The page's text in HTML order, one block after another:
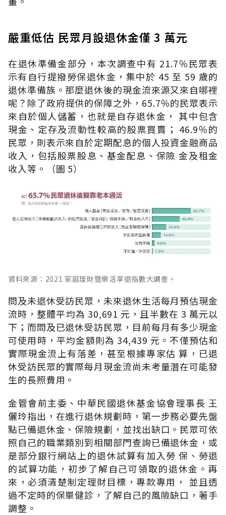
嚴重低估 民眾月設退休金僅 3 萬元
在退休準備金部分，本次調查中有 21.7％民眾表
示有自行提撥勞保退休金，集中於 45 至 59 歲的
退休準備族。那麼退休後的現金流來源又來自哪裡
呢？除了政府提供的保障之外，65.7％的民眾表示
來自於個人儲蓄，也就是自存退休金， 其中包含
現金、定存及流動性較高的股票買賣； 46.9％的
民眾，則表示來自於定期配息的個人投資金融商品
收入，包括股票股息、基金配息、保險 金及租金
收入等。（圖 5）
資料來源：2021 家庭理財暨樂活享退指數大調查。
問及未退休受訪民眾，未來退休生活每月預估現金
流時，整體平均為 30,691 元，且半數在 3 萬元以
下；而問及已退休受訪民眾，目前每月有多少現金
可使用時，平均金額則為 34,439 元。不僅預估和
實際現金流上有落差，甚至根據專家估 算，已退
休受訪民眾的實際每月現金流尚未考量潛在可能發
生的長照費用。
金管會前主委、中華民國退休基金協會理事長 王
儷玲指出，在進行退休規劃時，第一步務必要先盤
點已備退休金、保險規劃，並找出缺口。民眾可依
照自己的職業類別到相關部門查詢已備退休金，或
是部分銀行網站上的退休試算有加入勞 保、勞退
的試算功能，初步了解自己可領取的退休金。再
來，必須清楚制定理財目標，專款專用， 並且透
過不定時的保單健診，了解自己的風險缺口，著手
調整。